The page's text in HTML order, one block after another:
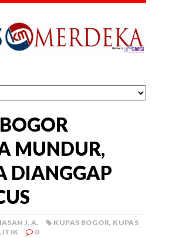
MUNDUR,
DIANGGAP
J. A. KUPAS BOGOR, KUPAS
0